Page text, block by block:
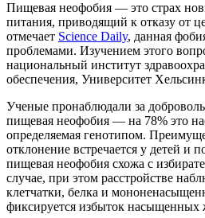
Пищевая неофобия — это страх
питания, приводящий к отказу от
отмечает Science Daily, данная
проблемами. Изучением этого
национальный институт
обеспечения, Университет
Ученые пронаблюдали за
пищевая неофобия — на 78% это
определяемая генотипом.
отклонение встречается у детей
пищевая неофобия схожа с
случае, при этом расстройстве
клетчатки, белка и
фиксируется избыток насыщенных